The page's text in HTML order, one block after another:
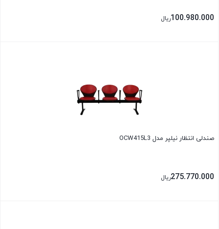
100.980.000ریال
صندلی انتظار نیلپر مدل OCW415L3
275.770.000ریال